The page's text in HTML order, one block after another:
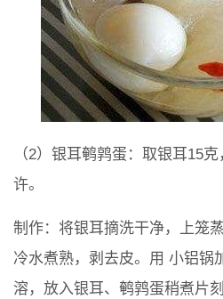
（2）银耳鹌鹑蛋：取银耳15
许。
制作：将银耳摘洗干净，上笼
冷水煮熟，剥去皮。用 小铝锅
溶，放入银耳、鹌鹑蛋稍煮片